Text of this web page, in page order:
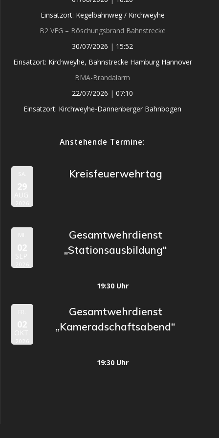
Einsatzort: Kegelbahnweg / Kirchweyhe
B2 VEG – Böschungsbrand Bahnstrecke
30/07/2026 | 15:52
Einsatzort: Kirchweyhe, Bahnstrecke Hamburg Hannover
BMA-Brandalarm
22/07/2026 | 07:10
Einsatzort: Kirchweyhe-Dannenberger Bahnbogen
Anstehende Termine:
SA.
29
AUG.
2026
Kreisfeuerwehrtag
MI.
02
SEP.
2026
Gesamtwehrdienst
„Stationsausbildung“
19:30 Uhr
FR.
02
OKT.
2026
Gesamtwehrdienst
„Kameradschaftsabend“
19:30 Uhr